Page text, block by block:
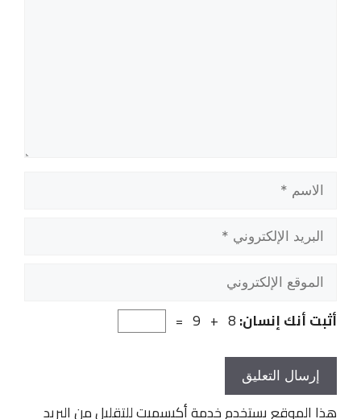
الاسم
البريد
الإلكتروني
الموقع
الإلكتروني
أثبت أنك إنسان:8 + 9 =
هذا الموقع يستخدم خدمة أكيسميت للتقليل من البريد